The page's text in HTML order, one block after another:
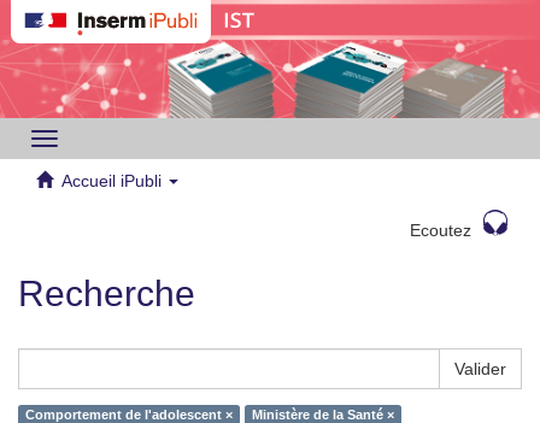
Toggle
navigation
Accueil iPubli
Ecoutez
Recherche
Valider
Comportement de l'adolescent ×
Ministère de la Santé ×